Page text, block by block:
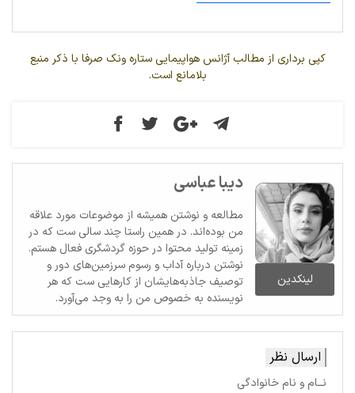
کپی برداری از مطالب آژانس هواپیمایی ستاره ونک صرفا با ذکر منبع
بلامانع است.
لینکدین
دیبا عباسی
مطالعه و نوشتن همیشه از موضوعات مورد علاقه
من بوده‌اند. در همین راستا چند سالی ست که در
زمینه تولید محتوا در حوزه گردشگری فعال هستم.
نوشتن درباره آداب و رسوم سرزمین‌های دور و
توصیف جاذبه‌هایشان از کارهایی ست که هر
نویسنده به خصوص من را به وجد می‌آورد.
ارسال نظر
نــام و نام خانوادگی